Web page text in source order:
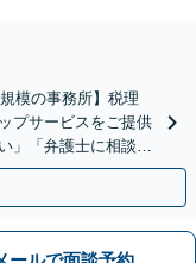
模の事務所】税理
プサービスをご提供
」「弁護士に相談し
ださい